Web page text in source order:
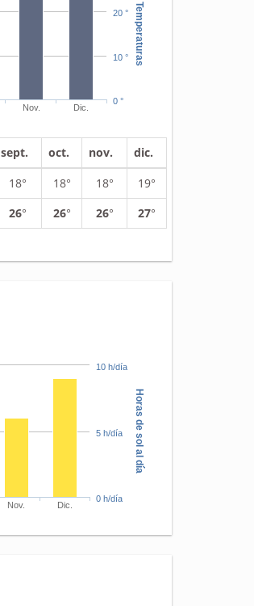
Temperaturas
Nov. Dic.
0 °
10 °
20 °
sept. oct. nov.
dic.
18° 18° 18°
19°
26° 26° 26° 27°
Horas de sol al día
Nov. Dic.
0 h/día
5 h/día
10 h/día